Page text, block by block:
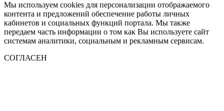
Мы используем cookies для персонализации отображаемого
контента и предложений обеспечение работы личных
кабинетов и социальных функций портала. Мы также
передаем часть информации о том как Вы используете сайт
системам аналитики, социальным и рекламным сервисам.
СОГЛАСЕН